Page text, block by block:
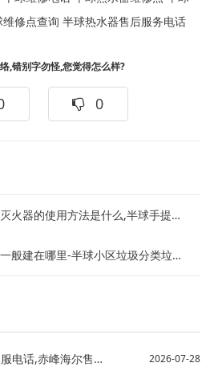
维修点查询 半球热水器售后服务电话
,错别字勿怪,您觉得怎么样?
0
方法是什么,半球手提式清水灭火器主要扑救什么火灾
在哪里-半球小区垃圾分类垃圾房如何选址
】赤峰清洗热水器电话,清洗热水器... 2026-07-28